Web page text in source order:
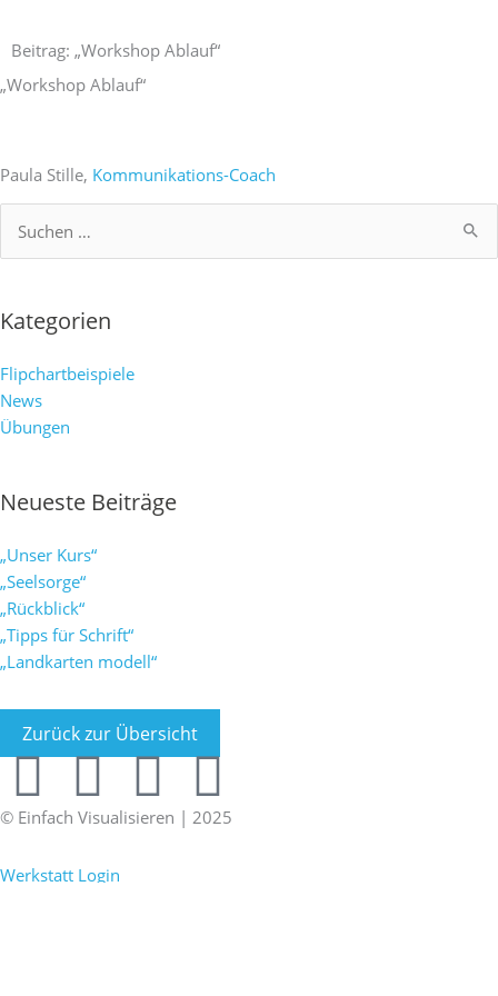
Inhalt
springen
Beitrag: „Workshop Ablauf“
„Workshop Ablauf“
Paula Stille, Kommunikations-Coach
Suchen
nach:
Kategorien
Flipchartbeispiele
News
Übungen
Neueste Beiträge
„Unser Kurs“
„Seelsorge“
„Rückblick“
„Tipps für Schrift“
„Landkarten modell“
Zurück zur Übersicht
F
a
c
X
i
n
L
i
I
n
© Einfach Visualisieren | 2025
Werkstatt Login